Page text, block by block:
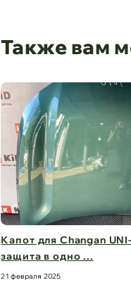
Также вам
Капот для Changan
защита в одно ...
21 февраля 2025